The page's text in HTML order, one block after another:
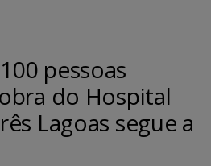
pessoas
do Hospital
Lagoas segue a